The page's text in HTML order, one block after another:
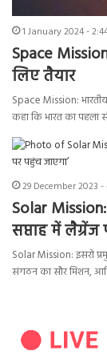
1 January 2024 -
Space
लिए तैयार
Space Mission:
कहा कि भारत का पहला
29 December 2023 -
Solar
सप्ताह में लैग्रेंज
Solar Mission: इसरो
संगठन का सौर मिशन,